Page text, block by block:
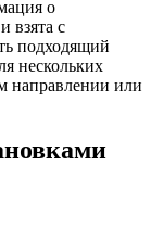
о
взята с
подходящий
нескольких
направлении или